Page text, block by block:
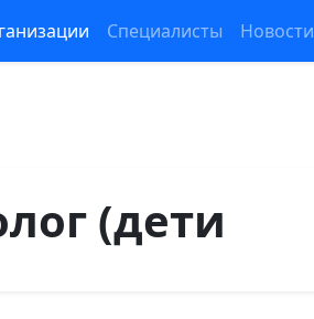
Специалисты Новости
(дети